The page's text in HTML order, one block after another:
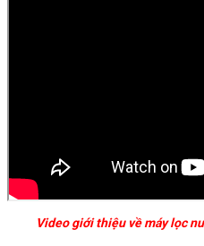
Video giới thiệu về máy lọc